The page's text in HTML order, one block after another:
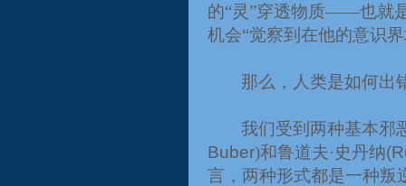
的“灵”穿透物质——也就
机会“觉察到在他的意识
那么，人类是如何出
我们受到两种基本邪
Buber)和鲁道夫·史丹纳
言，两种形式都是一种叛